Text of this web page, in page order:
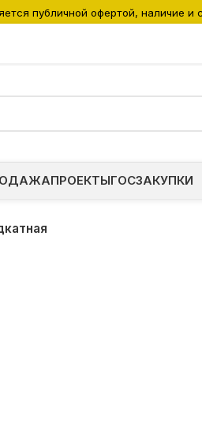
ПРОЕКТЫГОСЗАКУПКИ
публичной офертой, наличие